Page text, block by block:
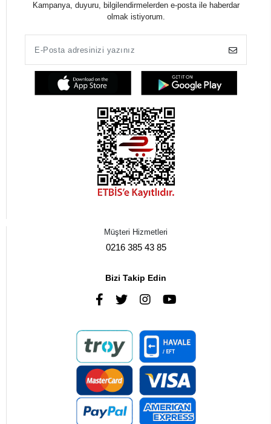
Kampanya, duyuru, bilgilendirmelerden e-posta ile haberdar
olmak istiyorum.
Müşteri Hizmetleri
0216 385 43 85
Bizi Takip Edin